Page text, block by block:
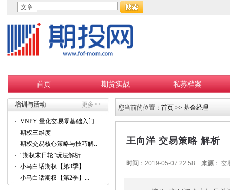
文章
首页 期货实战 私募档案
培训与活动 更多>>
VNPY 量化交易零基础入门...
期权三维度
期权交易核心策略与技巧解...
“期权末日轮”玩法解析—...
小马白话期权【第3季】...
小马白话期权【第2季】...
您当前的位置： 首页 >> 基金经理
王向洋 交易策略 解析
时间 ：2019-05-07 22:58 来源：